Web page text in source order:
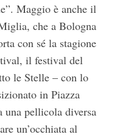
Maggio è anche il
che a Bologna
con sé la stagione
il festival del
le Stelle – con lo
in Piazza
pellicola diversa
un’occhiata al